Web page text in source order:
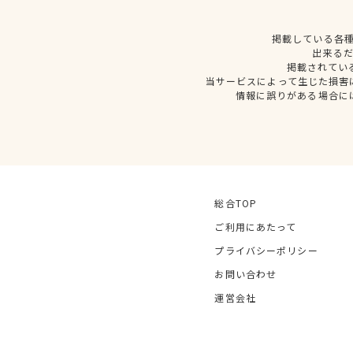
掲載している各
出来る
掲載されてい
当サービスによって生じた損
情報に誤りがある場合
総合TOP
ご利用にあたって
プライバシーポリシー
お問い合わせ
運営会社